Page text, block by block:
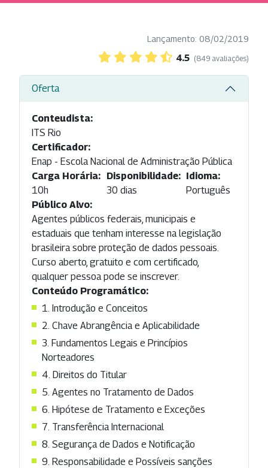
Lançamento: 08/02/2019
4.5 (849 avaliações)
Oferta
Conteudista:
ITS Rio
Certificador:
Enap - Escola Nacional de Administração Pública
Carga Horária:
10h
Disponibilidade:
30 dias
Idioma:
Português
Público Alvo:
Agentes públicos federais, municipais e
estaduais que tenham interesse na legislação
brasileira sobre proteção de dados pessoais.
Curso aberto, gratuito e com certificado,
qualquer pessoa pode se inscrever.
Conteúdo Programático:
1. Introdução e Conceitos
2. Chave Abrangência e Aplicabilidade
3. Fundamentos Legais e Princípios
Norteadores
4. Direitos do Titular
5. Agentes no Tratamento de Dados
6. Hipótese de Tratamento e Exceções
7. Transferência Internacional
8. Segurança de Dados e Notificação
9. Responsabilidade e Possíveis sanções